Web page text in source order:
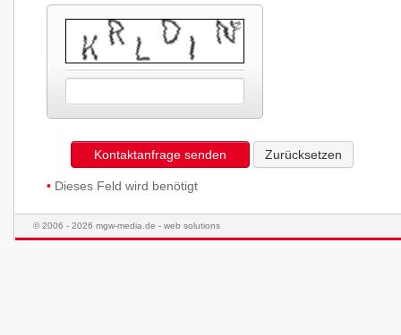
Kontaktanfrage senden Zurücksetzen
• Dieses Feld wird benötigt
© 2006 - 2026 mgw-media.de - web solutions